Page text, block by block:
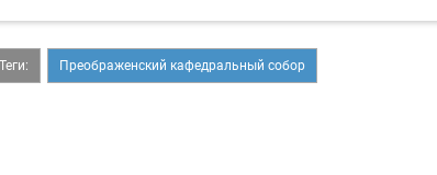
Теги: Преображенский кафедральный собор